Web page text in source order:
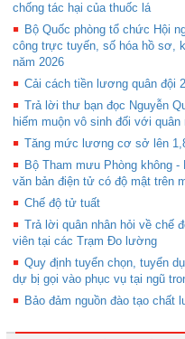
chống tác hại của thuốc lá
Bộ Quốc phòng tổ chức Hội
công trực tuyến, số hóa hồ sơ,
năm 2026
Cải cách tiền lương quân đội
Trả lời thư bạn đọc Nguyễn
hiếm muộn vô sinh đối với quân
Tăng mức lương cơ sở lên
Bộ Tham mưu Phòng không
văn bản điện tử có độ mật trên
Chế độ tử tuất
Trả lời quân nhân hỏi về chế
viên tại các Trạm Đo lường
Quy định tuyển chọn, tuyển
dự bị gọi vào phục vụ tại ngũ
Bảo đảm nguồn đào tạo chất